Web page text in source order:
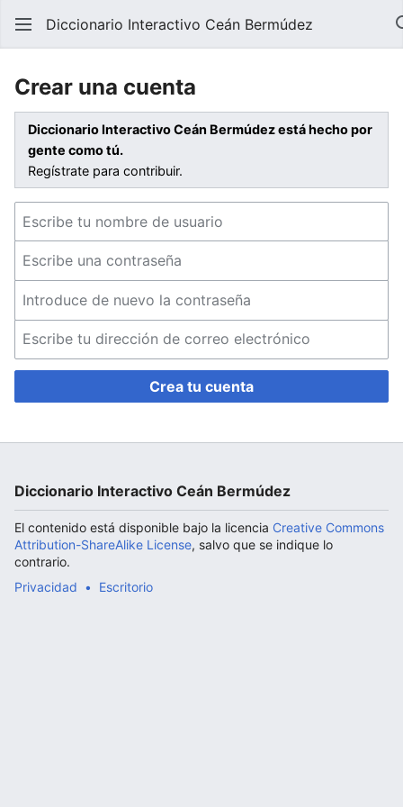
Abrir menú principal
Diccionario Interactivo Ceán Bermúdez
Crear una cuenta
Diccionario Interactivo Ceán Bermúdez está hecho por
gente como tú.
Regístrate para contribuir.
Crea tu cuenta
Diccionario Interactivo Ceán Bermúdez
El contenido está disponible bajo la licencia Creative Commons
Attribution-ShareAlike License, salvo que se indique lo
contrario.
Privacidad
Escritorio